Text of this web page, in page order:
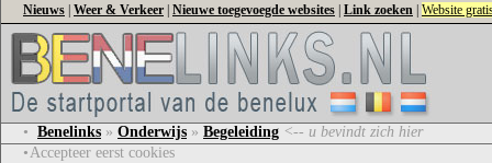
Nieuws Weer & Verkeer Nieuwe toegevoegde websites Link zoeken Website
• Benelinks » Onderwijs » Begeleiding <-- u bevindt zich hier
•Accepteer eerst cookies